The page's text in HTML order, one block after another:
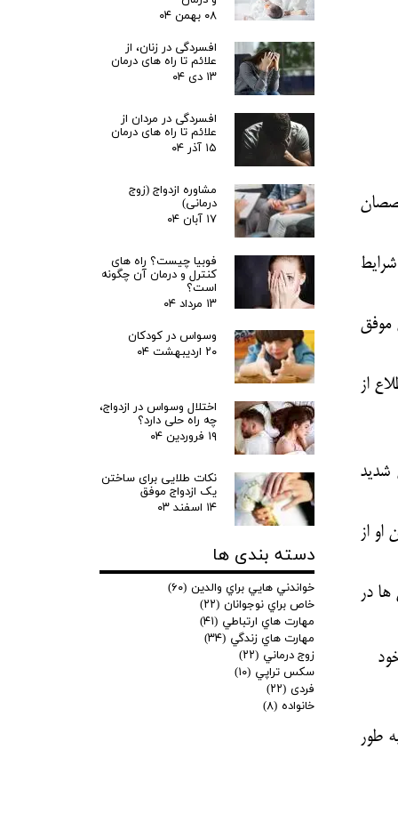
موفق
از
شدید
او از
در
طور
۰۸ بهمن ۰۴
افسردگی در زنان، از
علائم تا راه های درمان
۱۳ دی ۰۴
افسردگی در مردان از
علائم تا راه های درمان
۱۵ آذر ۰۴
مشاوره ازدواج (زوج
درمانی)
۱۷ آبان ۰۴
فوبیا چیست؟ راه های
کنترل و درمان آن چگونه
است؟
۱۳ مرداد ۰۴
وسواس در کودکان
۲۰ اردیبهشت ۰۴
اختلال وسواس در ازدواج،
چه راه حلی دارد؟
۱۹ فروردین ۰۴
نکات طلایی برای ساختن
یک ازدواج موفق
۱۴ اسفند ۰۳
دسته بندی ها
خواندني هايي براي والدين (۶۰)
خاص براي نوجوانان (۲۲)
مهارت هاي ارتباطي (۴۱)
مهارت هاي زندگي (۳۴)
زوج درماني (۲۲)
سكس تراپي (۱۰)
فردی (۲۲)
خانواده (۸)